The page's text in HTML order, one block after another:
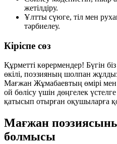
жетілдіру.
Ұлтты сүюге, тіл мен
тәрбиелеу.
Кіріспе сөз
Құрметті көрермендер! Бүгін
өкілі, поэзияның шолпан
Мағжан Жұмабаевтың өмірі
ой бөлісу үшін дөңгелек
қатысып отырған оқушыларға
Мағжан
болмысы